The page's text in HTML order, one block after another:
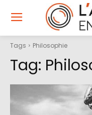
Tags Philosophie
Tag: